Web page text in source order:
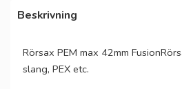
Beskrivning
Rörsax PEM max 42mm
slang, PEX etc.